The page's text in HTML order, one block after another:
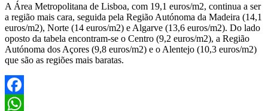
A Área Metropolitana de Lisboa, com 19,1 euros/m2, continua a ser
a região mais cara, seguida pela Região Autónoma da Madeira (14,1
euros/m2), Norte (14 euros/m2) e Algarve (13,6 euros/m2). Do lado
oposto da tabela encontram-se o Centro (9,2 euros/m2), a Região
Autónoma dos Açores (9,8 euros/m2) e o Alentejo (10,3 euros/m2)
que são as regiões mais baratas.
Facebook